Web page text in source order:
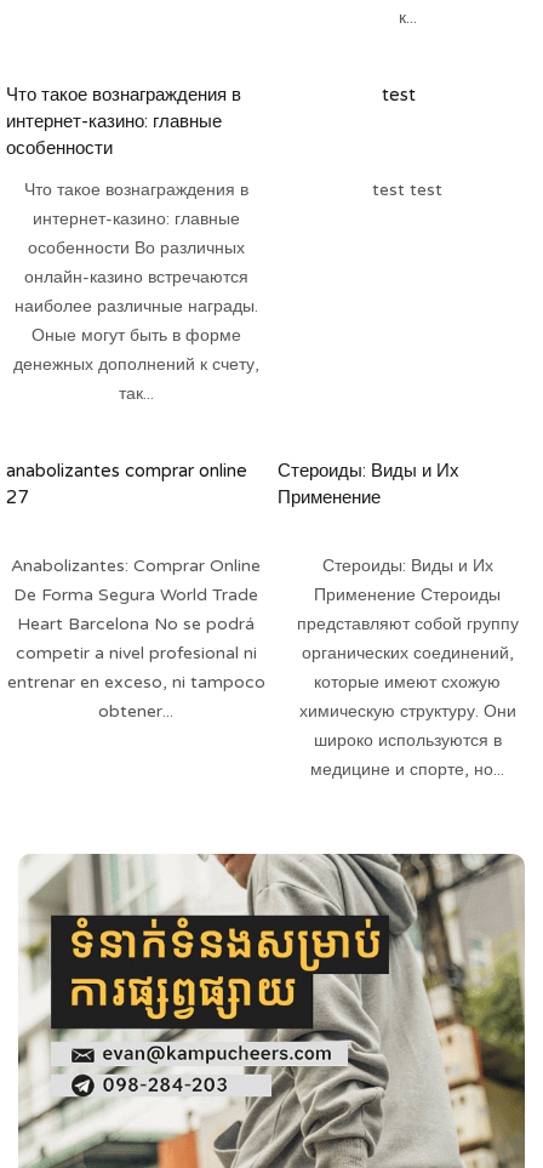
к...
Что такое вознаграждения в
интернет-казино: главные
особенности
Что такое вознаграждения в
интернет-казино: главные
особенности Во различных
онлайн-казино встречаются
наиболее различные награды.
Оные могут быть в форме
денежных дополнений к счету,
так...
test
test test
anabolizantes comprar online
27
Anabolizantes: Comprar Online
De Forma Segura World Trade
Heart Barcelona No se podrá
competir a nivel profesional ni
entrenar en exceso, ni tampoco
obtener...
Стероиды: Виды и Их
Применение
Стероиды: Виды и Их
Применение Стероиды
представляют собой группу
органических соединений,
которые имеют схожую
химическую структуру. Они
широко используются в
медицине и спорте, но...